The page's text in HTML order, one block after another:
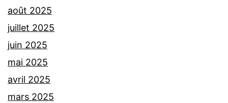
août 2025
juillet 2025
juin 2025
mai 2025
avril 2025
mars 2025